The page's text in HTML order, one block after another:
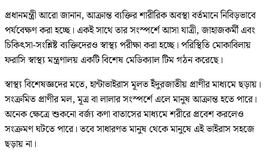
প্রধানমন্ত্রী আরো জানান, আক্রান্ত ব্যক্তির শারীরিক অবস্থা বর্তমানে নিবিড়ভাবে
পর্যবেক্ষণ করা হচ্ছে। একই সাথে তার সংস্পর্শে আসা যাত্রী, জাহাজকর্মী এবং
চিকিৎসা-সংশ্লিষ্ট ব্যক্তিদেরও স্বাস্থ্য পরীক্ষা করা হচ্ছে। পরিস্থিতি মোকাবিলায়
ফরাসি স্বাস্থ্য মন্ত্রণালয় একটি বিশেষ মেডিক্যাল টিম গঠন করেছে।
স্বাস্থ্য বিশেষজ্ঞদের মতে, হান্টাভাইরাস মূলত ইঁদুরজাতীয় প্রাণীর মাধ্যমে ছড়ায়।
সংক্রমিত প্রাণীর মল, মূত্র বা লালার সংস্পর্শে এলে মানুষ আক্রান্ত হতে পারে।
অনেক ক্ষেত্রে শুকনো বর্জ্য কণা বাতাসের মাধ্যমে শরীরে প্রবেশ করলেও
সংক্রমণ ঘটতে পারে। তবে সাধারণত মানুষ থেকে মানুষে এই ভাইরাস সহজে
ছড়ায় না।